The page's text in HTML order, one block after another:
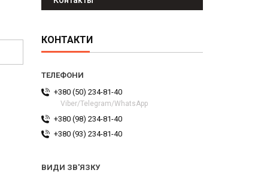
КОНТАКТИ
+380 (50) 234-81-40
Viber/Telegram/WhatsApp
+380 (98) 234-81-40
+380 (93) 234-81-40